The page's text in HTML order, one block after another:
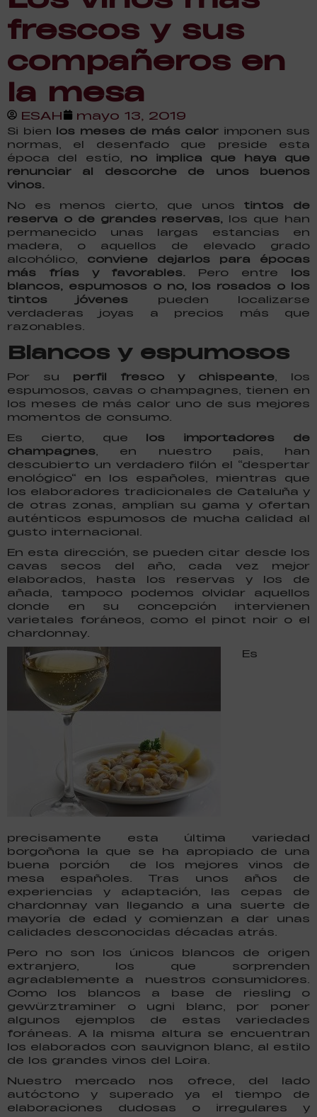
frescos y sus
compañeros en
la mesa
ESAH mayo 13, 2019
Si bien los meses de más calor imponen sus
normas, el desenfado que preside esta
época del estío, no implica que haya que
renunciar al descorche de unos buenos
vinos.
No es menos cierto, que unos tintos de
reserva o de grandes reservas, los que han
permanecido unas largas estancias en
madera, o aquellos de elevado grado
alcohólico, conviene dejarlos para épocas
más frías y favorables. Pero entre los
blancos, espumosos o no, los rosados o los
tintos jóvenes pueden localizarse
verdaderas joyas a precios más que
razonables.
Blancos y espumosos
Por su perfil fresco y chispeante, los
espumosos, cavas o champagnes, tienen en
los meses de más calor uno de sus mejores
momentos de consumo.
Es cierto, que los importadores de
champagnes, en nuestro país, han
descubierto un verdadero filón el “despertar
enológico“ en los españoles, mientras que
los elaboradores tradicionales de Cataluña y
de otras zonas, amplían su gama y ofertan
auténticos espumosos de mucha calidad al
gusto internacional.
En esta dirección, se pueden citar desde los
cavas secos del año, cada vez mejor
elaborados, hasta los reservas y los de
añada, tampoco podemos olvidar aquellos
donde en su concepción intervienen
varietales foráneos, como el pinot noir o el
chardonnay.
Es
precisamente esta última variedad
borgoñona la que se ha apropiado de una
buena porción de los mejores vinos de
mesa españoles. Tras unos años de
experiencias y adaptación, las cepas de
chardonnay van llegando a una suerte de
mayoría de edad y comienzan a dar unas
calidades desconocidas décadas atrás.
Pero no son los únicos blancos de origen
extranjero, los que sorprenden
agradablemente a nuestros consumidores.
Como los blancos a base de riesling o
gewürztraminer o ugni blanc, por poner
algunos ejemplos de estas variedades
foráneas. A la misma altura se encuentran
los elaborados con sauvignon blanc, al estilo
de los grandes vinos del Loira.
Nuestro mercado nos ofrece, del lado
autóctono y superado ya el tiempo de
elaboraciones dudosas o irregulares y